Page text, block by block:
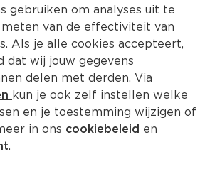
Smokey
gebruiken om analyses uit te
van de effectiviteit van
Als je alle cookies accepteert,
dat wij jouw gegevens
delen met derden. Via
kun je ook zelf instellen welke
en je toestemming wijzigen of
in ons cookiebeleid en
.